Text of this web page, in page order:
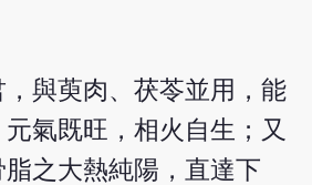
與萸肉、茯苓並用，能
氣既旺，相火自生；又
之大熱純陽，直達下